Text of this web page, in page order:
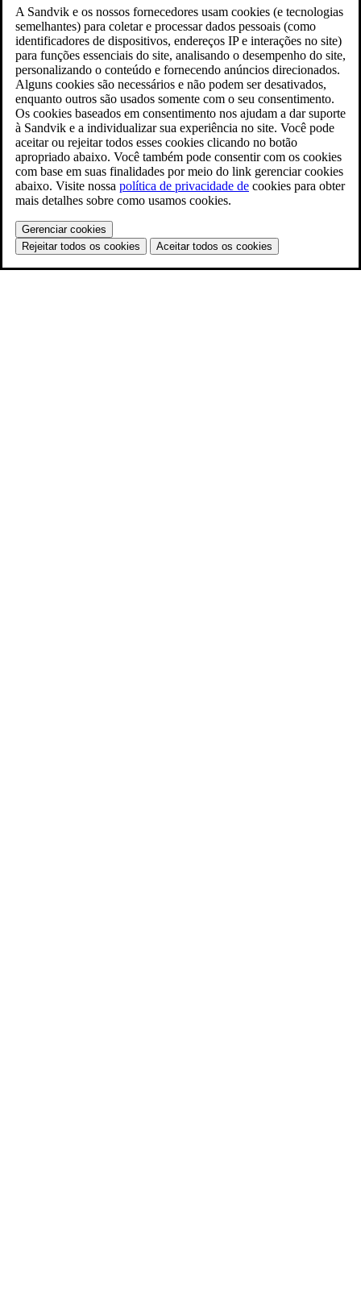
A Sandvik e os nossos fornecedores usam cookies (e tecnologias
semelhantes) para coletar e processar dados pessoais (como
identificadores de dispositivos, endereços IP e interações no site)
para funções essenciais do site, analisando o desempenho do site,
personalizando o conteúdo e fornecendo anúncios direcionados.
Alguns cookies são necessários e não podem ser desativados,
enquanto outros são usados somente com o seu consentimento.
Os cookies baseados em consentimento nos ajudam a dar suporte
à Sandvik e a individualizar sua experiência no site. Você pode
aceitar ou rejeitar todos esses cookies clicando no botão
apropriado abaixo. Você também pode consentir com os cookies
com base em suas finalidades por meio do link gerenciar cookies
abaixo. Visite nossa política de privacidade de cookies para obter
mais detalhes sobre como usamos cookies.
Gerenciar cookies
Rejeitar todos os cookies
Aceitar todos os cookies